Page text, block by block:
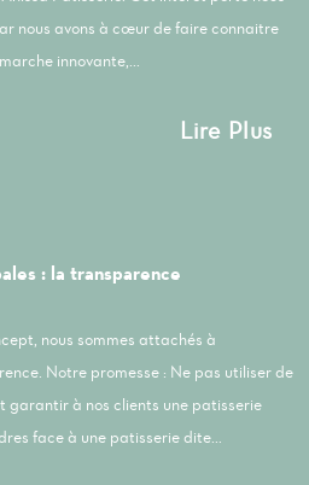
nous avons à cœur de faire connaitre
innovante,...
Lire Plus
: la transparence
nous sommes attachés à
Notre promesse : Ne pas utiliser de
garantir à nos clients une patisserie
face à une patisserie dite...